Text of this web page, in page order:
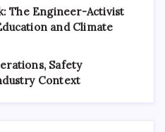
The Engineer-Activist
and Climate
Safety
Context